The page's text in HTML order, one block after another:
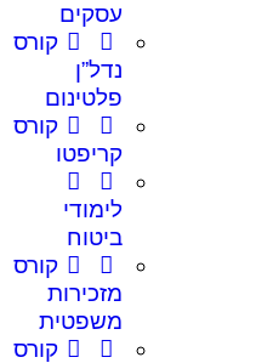
עסקים
קורס
נדל”ן
פלטינום
קורס
קריפטו
לימודי
ביטוח
קורס
מזכירות
משפטית
קורס